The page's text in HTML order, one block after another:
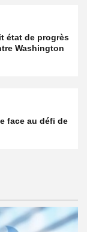
état de progrès
Washington
face au défi de